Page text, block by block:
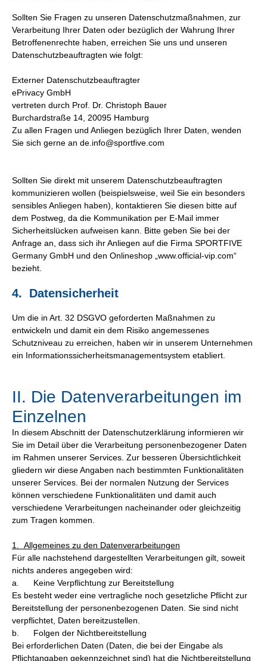
Sollten Sie Fragen zu unseren Datenschutzmaßnahmen, zur
Verarbeitung Ihrer Daten oder bezüglich der Wahrung Ihrer
Betroffenenrechte haben, erreichen Sie uns und unseren
Datenschutzbeauftragten wie folgt:
Externer Datenschutzbeauftragter
ePrivacy GmbH
vertreten durch Prof. Dr. Christoph Bauer
Burchardstraße 14, 20095 Hamburg
Zu allen Fragen und Anliegen bezüglich Ihrer Daten, wenden
Sie sich gerne an de.info@sportfive.com
Sollten Sie direkt mit unserem Datenschutzbeauftragten
kommunizieren wollen (beispielsweise, weil Sie ein besonders
sensibles Anliegen haben), kontaktieren Sie diesen bitte auf
dem Postweg, da die Kommunikation per E-Mail immer
Sicherheitslücken aufweisen kann. Bitte geben Sie bei der
Anfrage an, dass sich ihr Anliegen auf die Firma SPORTFIVE
Germany GmbH und den Onlineshop „www.official-vip.com“
bezieht.
4. Datensicherheit
Um die in Art. 32 DSGVO geforderten Maßnahmen zu
entwickeln und damit ein dem Risiko angemessenes
Schutzniveau zu erreichen, haben wir in unserem Unternehmen
ein Informationssicherheitsmanagementsystem etabliert.
II. Die Datenverarbeitungen im
Einzelnen
In diesem Abschnitt der Datenschutzerklärung informieren wir
Sie im Detail über die Verarbeitung personenbezogener Daten
im Rahmen unserer Services. Zur besseren Übersichtlichkeit
gliedern wir diese Angaben nach bestimmten Funktionalitäten
unserer Services. Bei der normalen Nutzung der Services
können verschiedene Funktionalitäten und damit auch
verschiedene Verarbeitungen nacheinander oder gleichzeitig
zum Tragen kommen.
1. Allgemeines zu den Datenverarbeitungen
Für alle nachstehend dargestellten Verarbeitungen gilt, soweit
nichts anderes angegeben wird:
a. Keine Verpflichtung zur Bereitstellung
Es besteht weder eine vertragliche noch gesetzliche Pflicht zur
Bereitstellung der personenbezogenen Daten. Sie sind nicht
verpflichtet, Daten bereitzustellen.
b. Folgen der Nichtbereitstellung
Bei erforderlichen Daten (Daten, die bei der Eingabe als
Pflichtangaben gekennzeichnet sind) hat die Nichtbereitstellung